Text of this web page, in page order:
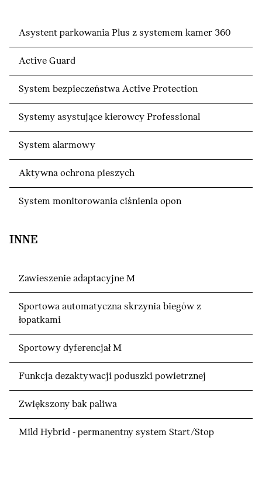
Asystent parkowania Plus z systemem kamer 360
Active Guard
System bezpieczeństwa Active Protection
Systemy asystujące kierowcy Professional
System alarmowy
Aktywna ochrona pieszych
System monitorowania ciśnienia opon
INNE
Zawieszenie adaptacyjne M
Sportowa automatyczna skrzynia biegów z
łopatkami
Sportowy dyferencjał M
Funkcja dezaktywacji poduszki powietrznej
Zwiększony bak paliwa
Mild Hybrid - permanentny system Start/Stop